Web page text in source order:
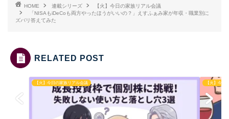
HOME 連載シリーズ
【火】今日の家族リアル会議
「NISAもiDeCoも両方やったほうがいいの？」えすふぁみ家が年収・職業別に
ズバリ答えてみた
RELATED POST
【火】今日の家族リアル会議 【火】今日